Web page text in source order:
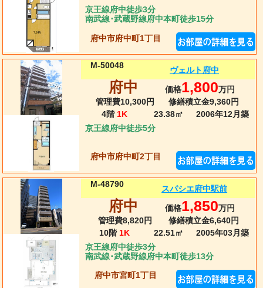
京王線府中徒歩3分
南武線･武蔵野線府中本町徒歩15分
府中市府中町1丁目
M-50048 ヴェルト府中
府中 価格1,800万円
管理費10,300円
修繕積立金9,360円
4階 1K 23.38㎡ 2006年12月 築
京王線府中徒歩5分
府中市府中町2丁目
M-48790 スパシエ府中駅前
府中 価格1,850万円
管理費8,820円
修繕積立金6,640円
10階 1K 22.51㎡ 2005年03月 築
京王線府中徒歩3分
南武線･武蔵野線府中本町徒歩13分
府中市宮町1丁目